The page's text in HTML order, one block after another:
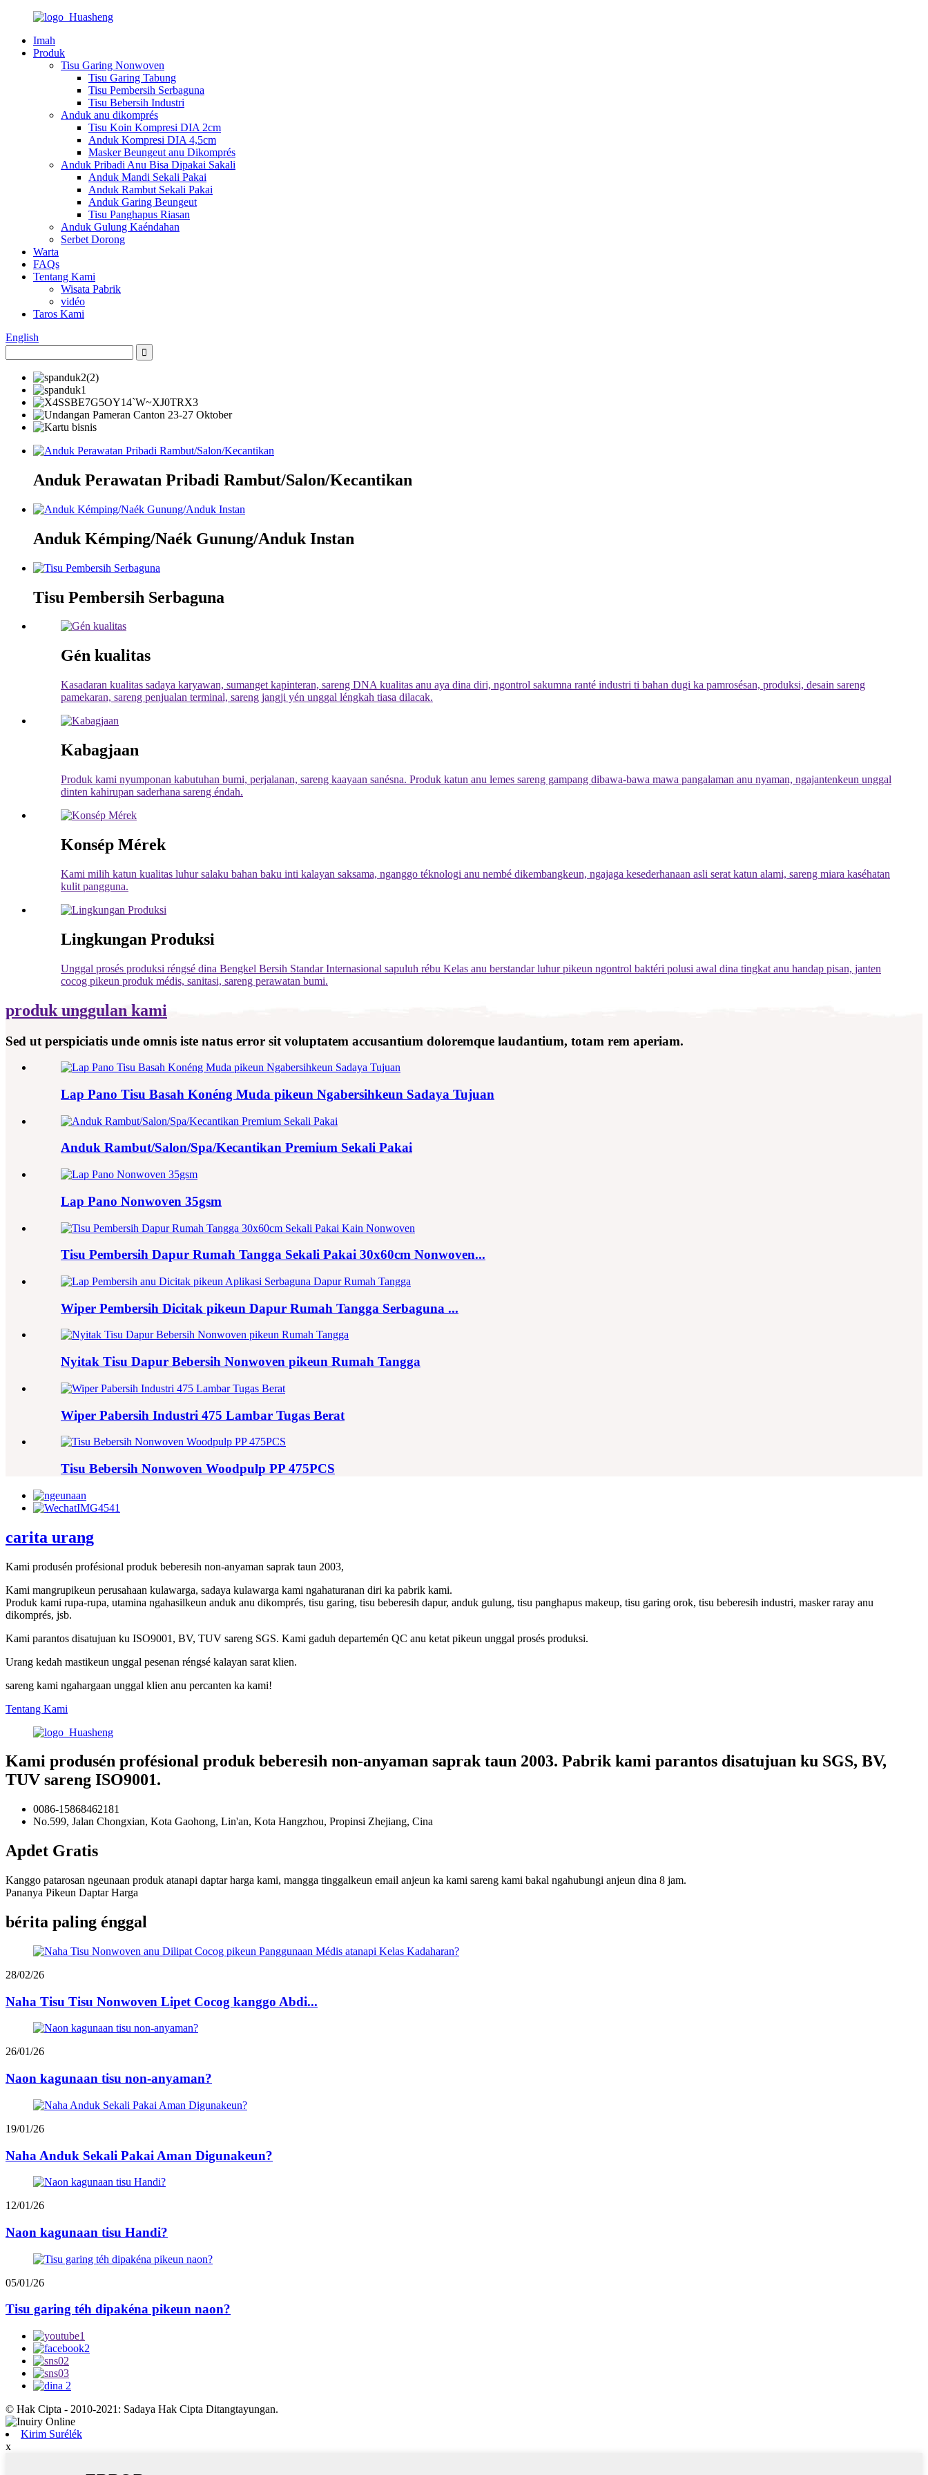
Imah
Produk
Tisu Garing Nonwoven
Tisu Garing Tabung
Tisu Pembersih Serbaguna
Tisu Bebersih Industri
Anduk anu dikomprés
Tisu Koin Kompresi DIA 2cm
Anduk Kompresi DIA 4,5cm
Masker Beungeut anu Dikomprés
Anduk Pribadi Anu Bisa Dipakai Sakali
Anduk Mandi Sekali Pakai
Anduk Rambut Sekali Pakai
Anduk Garing Beungeut
Tisu Panghapus Riasan
Anduk Gulung Kaéndahan
Serbet Dorong
Warta
FAQs
Tentang Kami
Wisata Pabrik
vidéo
Taros Kami
English
Anduk Perawatan Pribadi Rambut/Salon/Kecantikan
Anduk Kémping/Naék Gunung/Anduk Instan
Tisu Pembersih Serbaguna
Gén kualitas
Kasadaran kualitas sadaya karyawan, sumanget kapinteran, sareng DNA kualitas anu aya dina diri, ngontrol sakumna ranté industri ti bahan dugi ka pamrosésan, produksi, desain sareng
pamekaran, sareng penjualan terminal, sareng jangji yén unggal léngkah tiasa dilacak.
Kabagjaan
Produk kami nyumponan kabutuhan bumi, perjalanan, sareng kaayaan sanésna. Produk katun anu lemes sareng gampang dibawa-bawa mawa pangalaman anu nyaman, ngajantenkeun unggal
dinten kahirupan saderhana sareng éndah.
Konsép Mérek
Kami milih katun kualitas luhur salaku bahan baku inti kalayan saksama, nganggo téknologi anu nembé dikembangkeun, ngajaga kesederhanaan asli serat katun alami, sareng miara kaséhatan
kulit pangguna.
Lingkungan Produksi
Unggal prosés produksi réngsé dina Bengkel Bersih Standar Internasional sapuluh rébu Kelas anu berstandar luhur pikeun ngontrol baktéri polusi awal dina tingkat anu handap pisan, janten
cocog pikeun produk médis, sanitasi, sareng perawatan bumi.
produk unggulan kami
Sed ut perspiciatis unde omnis iste natus error sit voluptatem accusantium doloremque laudantium, totam rem aperiam.
Lap Pano Tisu Basah Konéng Muda pikeun Ngabersihkeun Sadaya Tujuan
Anduk Rambut/Salon/Spa/Kecantikan Premium Sekali Pakai
Lap Pano Nonwoven 35gsm
Tisu Pembersih Dapur Rumah Tangga Sekali Pakai 30x60cm Nonwoven...
Wiper Pembersih Dicitak pikeun Dapur Rumah Tangga Serbaguna ...
Nyitak Tisu Dapur Bebersih Nonwoven pikeun Rumah Tangga
Wiper Pabersih Industri 475 Lambar Tugas Berat
Tisu Bebersih Nonwoven Woodpulp PP 475PCS
carita urang
Kami produsén profésional produk beberesih non-anyaman saprak taun 2003,
Kami mangrupikeun perusahaan kulawarga, sadaya kulawarga kami ngahaturanan diri ka pabrik kami.
Produk kami rupa-rupa, utamina ngahasilkeun anduk anu dikomprés, tisu garing, tisu beberesih dapur, anduk gulung, tisu panghapus makeup, tisu garing orok, tisu beberesih industri, masker raray anu
dikomprés, jsb.
Kami parantos disatujuan ku ISO9001, BV, TUV sareng SGS. Kami gaduh departemén QC anu ketat pikeun unggal prosés produksi.
Urang kedah mastikeun unggal pesenan réngsé kalayan sarat klien.
sareng kami ngahargaan unggal klien anu percanten ka kami!
Tentang Kami
Kami produsén profésional produk beberesih non-anyaman saprak taun 2003. Pabrik kami parantos disatujuan ku SGS, BV,
TUV sareng ISO9001.
0086-15868462181
No.599, Jalan Chongxian, Kota Gaohong, Lin'an, Kota Hangzhou, Propinsi Zhejiang, Cina
Apdet Gratis
Kanggo patarosan ngeunaan produk atanapi daptar harga kami, mangga tinggalkeun email anjeun ka kami sareng kami bakal ngahubungi anjeun dina 8 jam.
Pananya Pikeun Daptar Harga
bérita paling énggal
28/02/26
Naha Tisu Tisu Nonwoven Lipet Cocog kanggo Abdi...
26/01/26
Naon kagunaan tisu non-anyaman?
19/01/26
Naha Anduk Sekali Pakai Aman Digunakeun?
12/01/26
Naon kagunaan tisu Handi?
05/01/26
Tisu garing téh dipakéna pikeun naon?
© Hak Cipta - 2010-2021: Sadaya Hak Cipta Ditangtayungan.
Kirim Surélék
x